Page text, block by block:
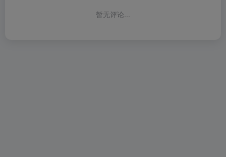
暂无评论...